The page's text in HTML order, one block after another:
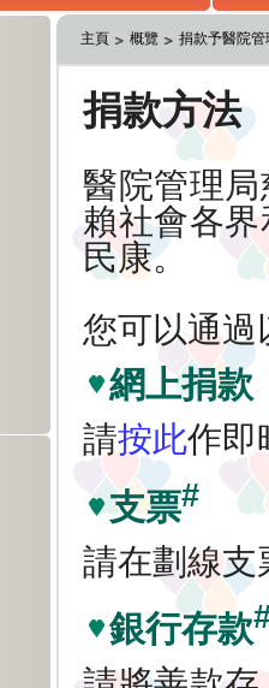
主頁 概覽 捐款予醫院管